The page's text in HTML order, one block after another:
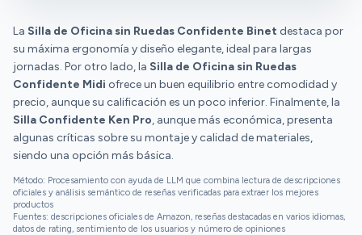
La Silla de Oficina sin Ruedas Confidente Binet destaca por
su máxima ergonomía y diseño elegante, ideal para largas
jornadas. Por otro lado, la Silla de Oficina sin Ruedas
Confidente Midi ofrece un buen equilibrio entre comodidad y
precio, aunque su calificación es un poco inferior. Finalmente, la
Silla Confidente Ken Pro, aunque más económica, presenta
algunas críticas sobre su montaje y calidad de materiales,
siendo una opción más básica.
Método: Procesamiento con ayuda de LLM que combina lectura de descripciones
oficiales y análisis semántico de reseñas verificadas para extraer los mejores
productos
Fuentes: descripciones oficiales de Amazon, reseñas destacadas en varios idiomas,
datos de rating, sentimiento de los usuarios y número de opiniones